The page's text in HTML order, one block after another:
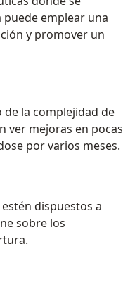
emplear una
y promover un
la complejidad de
ver mejoras en pocas
por varios meses.
dispuestos a
sobre los